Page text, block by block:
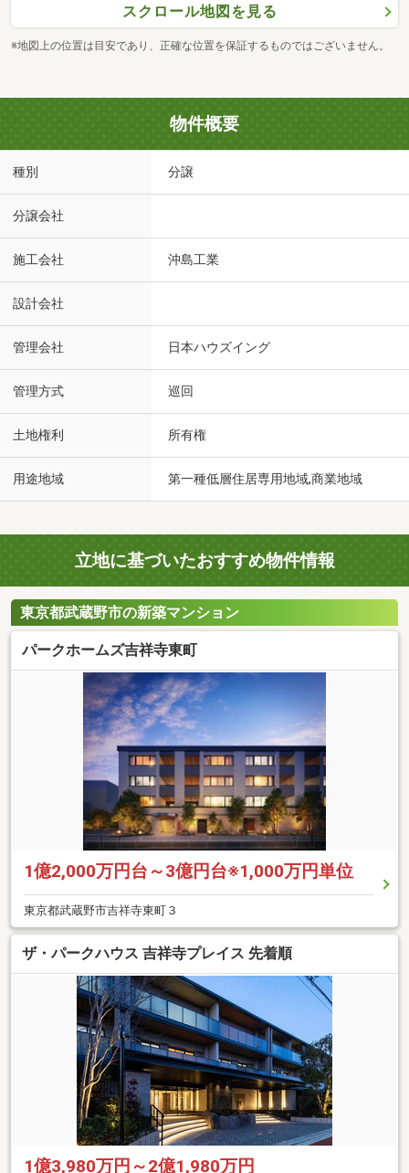
スクロール地図を見る
※地図上の位置は目安であり、正確な位置を保証するものではございません。
物件概要
種別 分譲
分譲会社
施工会社 沖島工業
設計会社
管理会社 日本ハウズイング
管理方式 巡回
土地権利 所有権
用途地域 第一種低層住居専用地域,商業地域
立地に基づいたおすすめ物件情報
東京都武蔵野市の新築マンション
パークホームズ吉祥寺東町
1億2,000万円台～3億円台※1,000万円単位
東京都武蔵野市吉祥寺東町３
ザ・パークハウス 吉祥寺プレイス 先着順
1億3,980万円～2億1,980万円